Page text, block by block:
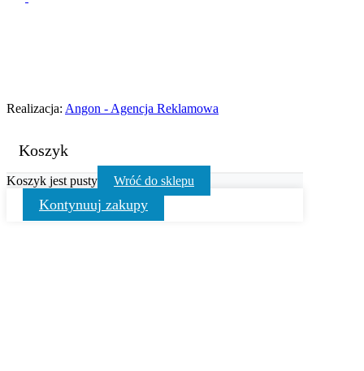
Realizacja: Angon - Agencja Reklamowa
Koszyk
Koszyk jest pusty Wróć do sklepu
Kontynuuj zakupy